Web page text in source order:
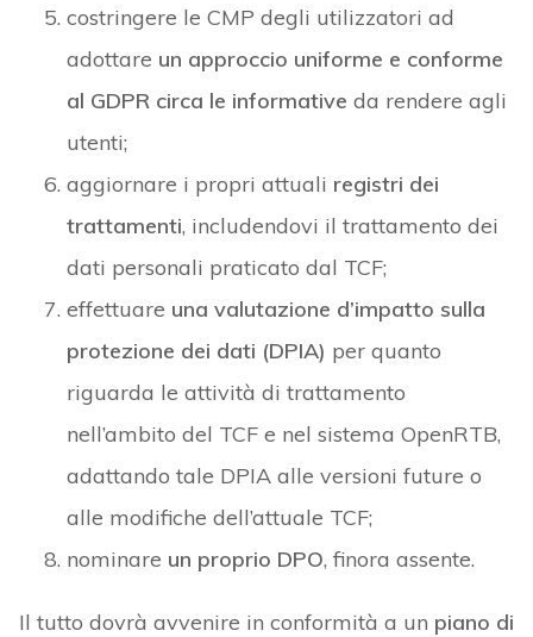
costringere le CMP degli utilizzatori ad
adottare un approccio uniforme e conforme
al GDPR circa le informative da rendere agli
utenti;
aggiornare i propri attuali registri dei
trattamenti, includendovi il trattamento dei
dati personali praticato dal TCF;
effettuare una valutazione d’impatto sulla
protezione dei dati (DPIA) per quanto
riguarda le attività di trattamento
nell’ambito del TCF e nel sistema OpenRTB,
adattando tale DPIA alle versioni future o
alle modifiche dell’attuale TCF;
nominare un proprio DPO, finora assente.
Il tutto dovrà avvenire in conformità a un piano di